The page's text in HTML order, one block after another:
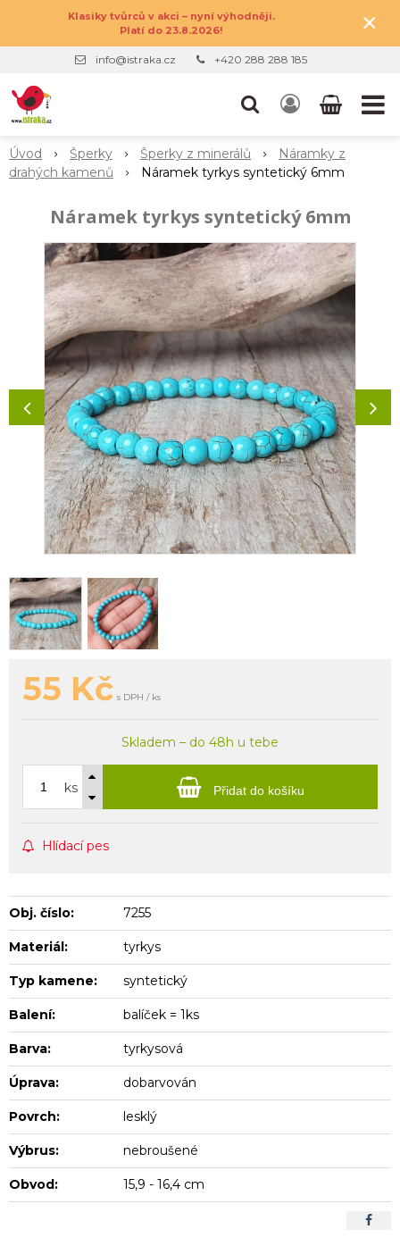
Klasiky tvůrců v akci – nyní výhodněji.
Platí do 23.8.2026!
×
info@istraka.cz +420 288 288 185
Úvod Šperky Šperky z minerálů
Náramky z
drahých kamenů
Náramek tyrkys syntetický 6mm
Náramek tyrkys syntetický 6mm
55 Kč s DPH / ks
Skladem – do 48h u tebe
ks Přidat do košíku
Hlídací pes
Obj. číslo: 7255
Materiál: tyrkys
Typ kamene: syntetický
Balení: balíček = 1ks
Barva: tyrkysová
Úprava: dobarvován
Povrch: lesklý
Výbrus: nebroušené
Obvod: 15,9 - 16,4 cm